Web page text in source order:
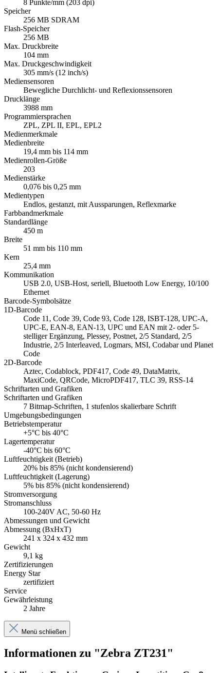
8 Punkte/mm (203 dpi)
Speicher
256 MB SDRAM
Flash-Speicher
256 MB
Max. Druckbreite
104 mm
Max. Druckgeschwindigkeit
305 mm/s (12 inch/s)
Mediensensoren
Bewegliche Durchlicht- und Reflexionssensoren
Drucklänge
3988 mm
Programmiersprachen
ZPL, ZPL II, EPL, EPL2
Medienmerkmale
Medienbreite
19,4 mm bis 114 mm
Medienrollen-Größe
203
Medienstärke
0,076 bis 0,25 mm
Medientypen
Endlos, gestanzt, mit Aussparungen, Reflexmarke
Farbbandmerkmale
Standardlänge
450 m
Breite
51 mm bis 110 mm
Kern
25,4 mm
Kommunikation
USB 2.0, USB-Host, seriell, Bluetooth Low Energy, 10/100
Ethernet
Barcode-Symbolsätze
1D-Barcode
Code 11, Code 39, Code 93, Code 128, ISBT-128, UPC-A,
UPC-E, EAN-8, EAN-13, UPC und EAN mit 2- oder 5-
stelliger Ergänzung, Plessey, Postnet, 2/5 Standard, 2/5
Industrie, 2/5 Interleaved, Logmars, MSI, Codabar und Planet
Code
2D-Barcode
Aztec, Codablock, PDF417, Code 49, DataMatrix,
MaxiCode, QRCode, MicroPDF417, TLC 39, RSS-14
Schriftarten und Grafiken
Schriftarten und Grafiken
7 Bitmap-Schriften, 1 stufenlos skalierbare Schrift
Umgebungsbedingungen
Betriebstemperatur
+5°C bis 40°C
Lagertemperatur
-40°C bis 60°C
Luftfeuchtigkeit (Betrieb)
20% bis 85% (nicht kondensierend)
Luftfeuchtigkeit (Lagerung)
5% bis 85% (nicht kondensierend)
Stromversorgung
Stromanschluss
100-240V AC, 50-60 Hz
Abmessungen und Gewicht
Abmessung (BxHxT)
241 x 324 x 432 mm
Gewicht
9,1 kg
Zertifizierungen
Energy Star
zertifiziert
Service
Gewährleistung
2 Jahre
Menü schließen
Informationen zu "Zebra ZT231"